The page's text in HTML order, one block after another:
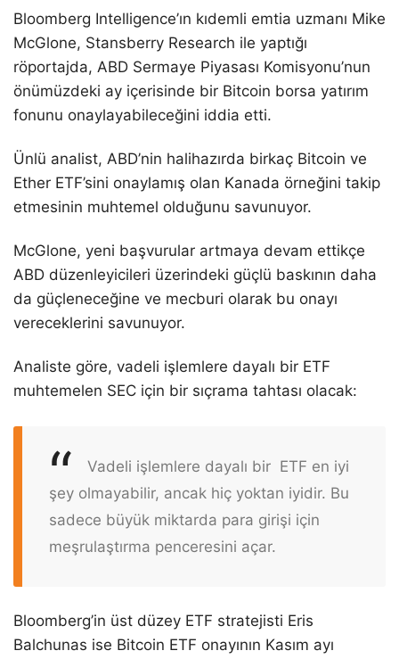
Bloomberg Intelligence’ın kıdemli emtia uzmanı Mike
McGlone, Stansberry Research ile yaptığı
röportajda, ABD Sermaye Piyasası Komisyonu’nun
önümüzdeki ay içerisinde bir Bitcoin borsa yatırım
fonunu onaylayabileceğini iddia etti.
Ünlü analist, ABD’nin halihazırda birkaç Bitcoin ve
Ether ETF’sini onaylamış olan Kanada örneğini takip
etmesinin muhtemel olduğunu savunuyor.
McGlone, yeni başvurular artmaya devam ettikçe
ABD düzenleyicileri üzerindeki güçlü baskının daha
da güçleneceğine ve mecburi olarak bu onayı
vereceklerini savunuyor.
Analiste göre, vadeli işlemlere dayalı bir ETF
muhtemelen SEC için bir sıçrama tahtası olacak:
Vadeli işlemlere dayalı bir ETF en iyi
şey olmayabilir, ancak hiç yoktan iyidir. Bu
sadece büyük miktarda para girişi için
meşrulaştırma penceresini açar.
Bloomberg’in üst düzey ETF stratejisti Eris
Balchunas ise Bitcoin ETF onayının Kasım ayı